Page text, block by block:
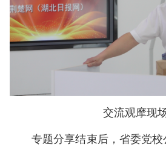
交流观摩现
专题分享结束后，省委党